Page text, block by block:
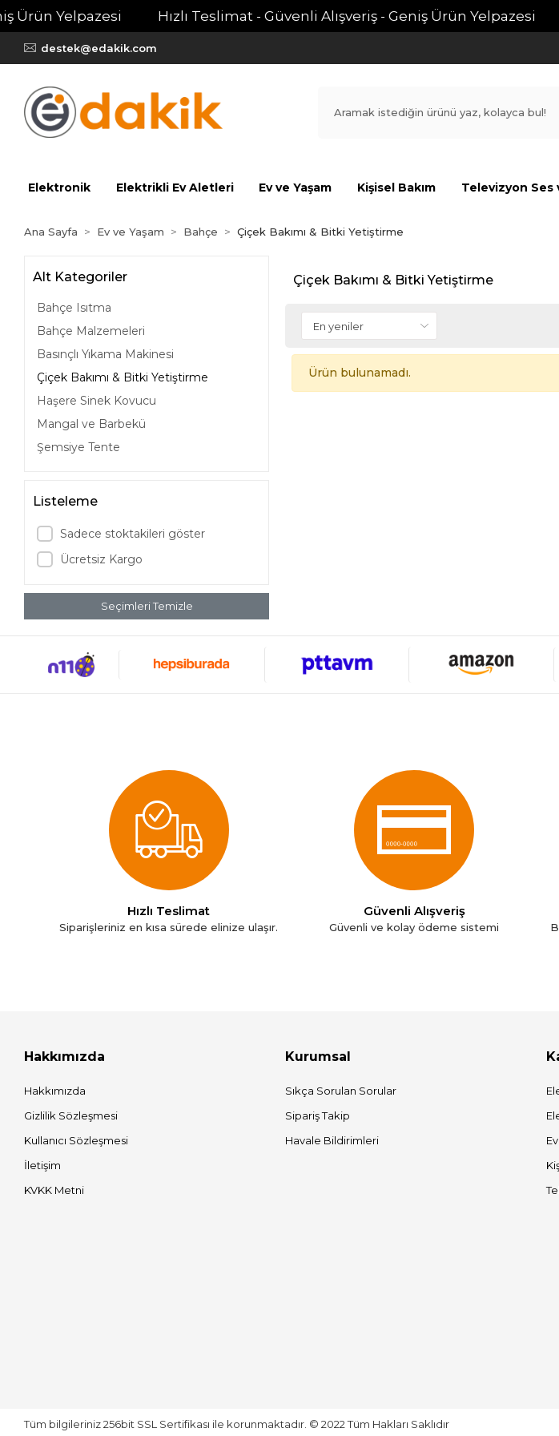
Yelpazesi Hızlı Teslimat - Güvenli Alışveriş - Geniş Ürün Yelpazesi
destek@edakik.com
Elektronik Elektrikli Ev Aletleri Ev ve Yaşam Kişisel Bakım Televizyon
Ana Sayfa Ev ve Yaşam Bahçe Çiçek Bakımı & Bitki Yetiştirme
Alt Kategoriler
Bahçe Isıtma
Bahçe Malzemeleri
Basınçlı Yıkama Makinesi
Çiçek Bakımı & Bitki Yetiştirme
Haşere Sinek Kovucu
Mangal ve Barbekü
Şemsiye Tente
Listeleme
Sadece stoktakileri göster
Ücretsiz Kargo
Seçimleri Temizle
Çiçek Bakımı & Bitki Yetiştirme
Ürün bulunamadı.
Hızlı Teslimat
Siparişleriniz en kısa sürede elinize ulaşır.
Güvenli Alışveriş
Güvenli ve kolay ödeme sistemi
Hakkımızda
Hakkımızda
Gizlilik Sözleşmesi
Kullanıcı Sözleşmesi
İletişim
KVKK Metni
Kurumsal
Sıkça Sorulan Sorular
Sipariş Takip
Havale Bildirimleri
Tüm bilgileriniz 256bit SSL Sertifikası ile korunmaktadır. © 2022Tüm Hakları Saklıdır